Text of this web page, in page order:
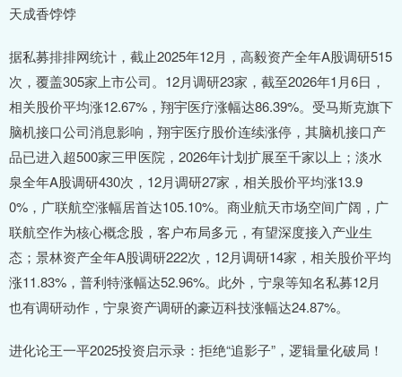
天成香饽饽
据私募排排网统计，截止2025年12月，高毅资产全年A股调研515
次，覆盖305家上市公司。12月调研23家，截至2026年1月6日，
相关股价平均涨12.67%，翔宇医疗涨幅达86.39%。受马斯克旗下
脑机接口公司消息影响，翔宇医疗股价连续涨停，其脑机接口产
品已进入超500家三甲医院，2026年计划扩展至千家以上；淡水
泉全年A股调研430次，12月调研27家，相关股价平均涨13.9
0%，广联航空涨幅居首达105.10%。商业航天市场空间广阔，广
联航空作为核心概念股，客户布局多元，有望深度接入产业生
态；景林资产全年A股调研222次，12月调研14家，相关股价平均
涨11.83%，普利特涨幅达52.96%。此外，宁泉等知名私募12月
也有调研动作，宁泉资产调研的豪迈科技涨幅达24.87%。
进化论王一平2025投资启示录：拒绝“追影子”，逻辑量化破局！